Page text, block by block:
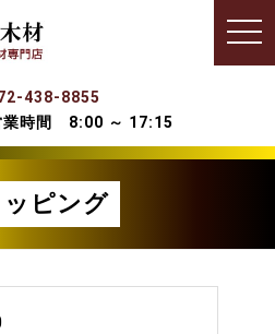
438-8855
業時間 8:00 ～ 17:15
t
o
v
ッピング